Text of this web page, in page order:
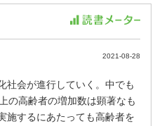
2021-08-28
社会が進行していく。中でも
の高齢者の増加数は顕著なも
施するにあたっても高齢者を